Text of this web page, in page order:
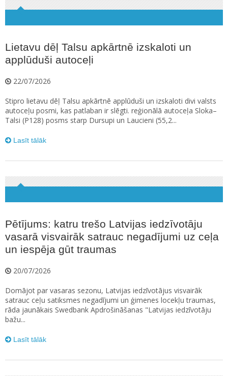
Lietavu dēļ Talsu apkārtnē izskaloti un
applūduši autoceļi
22/07/2026
Stipro lietavu dēļ Talsu apkārtnē applūduši un izskaloti divi valsts
autoceļu posmi, kas patlaban ir slēgti. reģionālā autoceļa Sloka–
Talsi (P128) posms starp Dursupi un Laucieni (55,2...
Lasīt tālāk
Pētījums: katru trešo Latvijas iedzīvotāju
vasarā visvairāk satrauc negadījumi uz ceļa
un iespēja gūt traumas
20/07/2026
Domājot par vasaras sezonu, Latvijas iedzīvotājus visvairāk
satrauc ceļu satiksmes negadījumi un ģimenes locekļu traumas,
rāda jaunākais Swedbank Apdrošināšanas "Latvijas iedzīvotāju
bažu...
Lasīt tālāk